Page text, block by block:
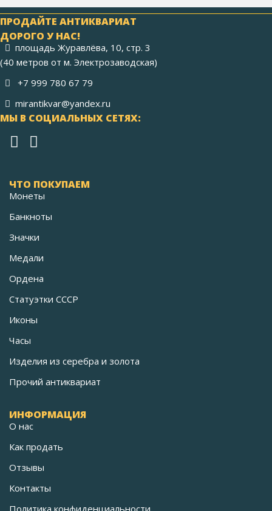
ПРОДАЙТЕ АНТИКВАРИАТ
ДОРОГО У НАС!
площадь Журавлёва, 10, стр. 3
(40 метров от м. Электрозаводская)
+7 999 780 67 79
mirantikvar@yandex.ru
МЫ В СОЦИАЛЬНЫХ СЕТЯХ:
ЧТО ПОКУПАЕМ
Монеты
Банкноты
Значки
Медали
Ордена
Статуэтки СССР
Иконы
Часы
Изделия из серебра и золота
Прочий антиквариат
ИНФОРМАЦИЯ
О нас
Как продать
Отзывы
Контакты
Политика конфиденциальности